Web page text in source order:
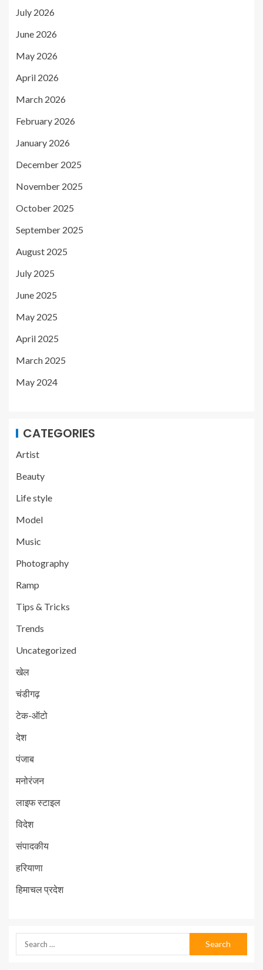
July 2026
June 2026
May 2026
April 2026
March 2026
February 2026
January 2026
December 2025
November 2025
October 2025
September 2025
August 2025
July 2025
June 2025
May 2025
April 2025
March 2025
May 2024
CATEGORIES
Artist
Beauty
Life style
Model
Music
Photography
Ramp
Tips & Tricks
Trends
Uncategorized
खेल
चंडीगढ़
टेक-ऑटो
देश
पंजाब
मनोरंजन
लाइफ स्टाइल
विदेश
संपादकीय
हरियाणा
हिमाचल प्रदेश